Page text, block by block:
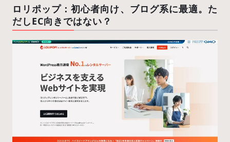
ロリポップ：初心者向け、ブログ系に最適。た
だしEC向きではない？